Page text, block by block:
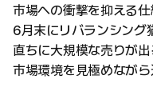
市場への衝撃を抑える仕
6月末にリバランシング
直ちに大規模な売りが出
市場環境を見極めなが